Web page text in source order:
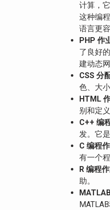
计算，
这种编
语言更
PHP 作
了良好
建动态
CSS 分
色、大
HTML
别和定
C++ 编
发。它
C 编程
有一个
R 编程
助。